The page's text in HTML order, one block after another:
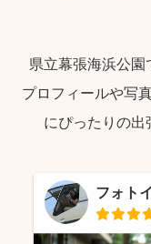
県立幕張海浜公園
プロフィールや写
にぴったりの出
フォト